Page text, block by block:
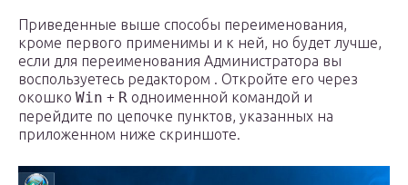
Приведенные выше способы переименования,
кроме первого применимы и к ней, но будет лучше,
если для переименования Администратора вы
воспользуетесь редактором . Откройте его через
окошко Win + R одноименной командой и
перейдите по цепочке пунктов, указанных на
приложенном ниже скриншоте.